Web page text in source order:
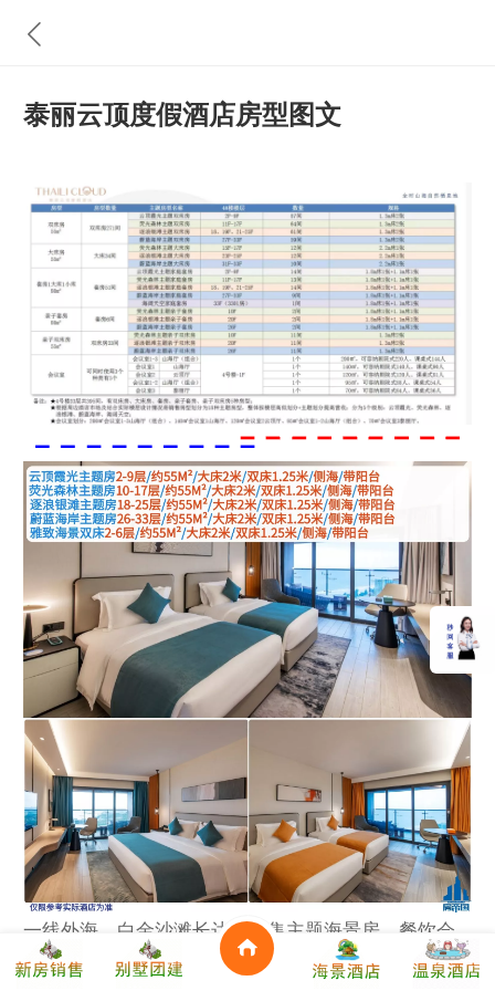
泰丽云顶度假酒店房型图文
一线外海，白金沙滩长达八里集主题海景房、餐饮会
议、度假娱乐于一体由泰丽酒店管理有限公司管理致